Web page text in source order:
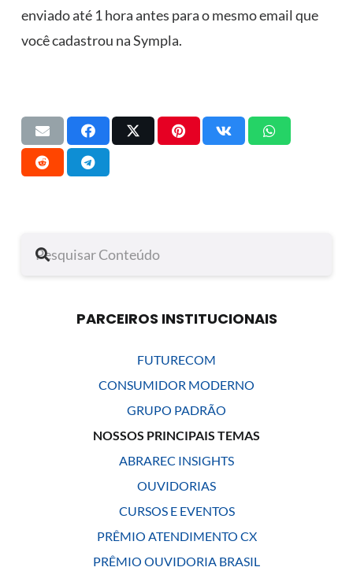
enviado até 1 hora antes para o mesmo email que
você cadastrou na Sympla.
PARCEIROS INSTITUCIONAIS
FUTURECOM
CONSUMIDOR MODERNO
GRUPO PADRÃO
NOSSOS PRINCIPAIS TEMAS
ABRAREC INSIGHTS
OUVIDORIAS
CURSOS E EVENTOS
PRÊMIO ATENDIMENTO CX
PRÊMIO OUVIDORIA BRASIL